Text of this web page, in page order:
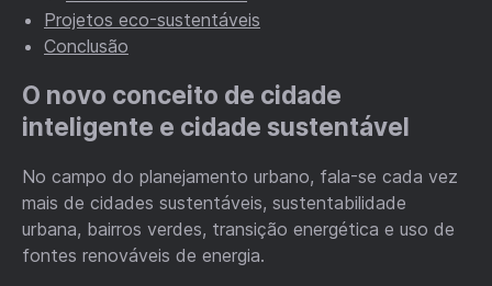
Projetos eco-sustentáveis
Conclusão
O novo conceito de cidade
inteligente e cidade sustentável
No campo do planejamento urbano, fala-se cada vez
mais de cidades sustentáveis, sustentabilidade
urbana, bairros verdes, transição energética e uso de
fontes renováveis de energia.